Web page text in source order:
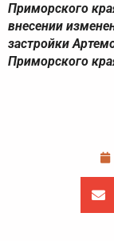
Приморского
внесении
застройки
Приморского